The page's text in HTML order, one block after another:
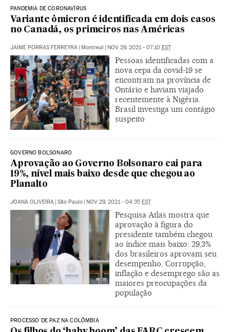
PANDEMIA DE CORONAVÍRUS
Variante ômicron é identificada em dois casos
no Canadá, os primeiros nas Américas
JAIME PORRAS FERREYRA | Montreal | NOV 29, 2021 - 07:10 EST
Pessoas identificadas com a
nova cepa da covid-19 se
encontram na província de
Ontário e haviam viajado
recentemente à Nigéria.
Brasil investiga um contágio
suspeito
GOVERNO BOLSONARO
Aprovação ao Governo Bolsonaro cai para
19%, nível mais baixo desde que chegou ao
Planalto
JOANA OLIVEIRA | São Paulo | NOV 29, 2021 - 04:35 EST
Pesquisa Atlas mostra que
aprovação à figura do
presidente também chegou
ao índice mais baixo: 29,3%
dos brasileiros aprovam seu
desempenho. Corrupção,
inflação e desemprego são as
maiores preocupações da
população
PROCESSO DE PAZ NA COLÔMBIA